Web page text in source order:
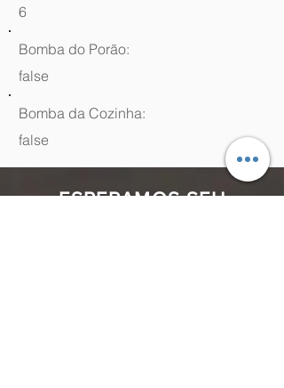
6
Bomba do Porão:
false
Bomba da Cozinha:
false
ESPERAMOS SEU